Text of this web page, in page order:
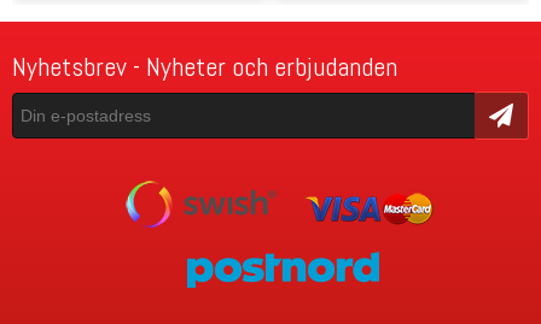
Nyhetsbrev - Nyheter och erbjudanden
Skicka